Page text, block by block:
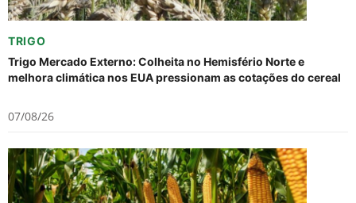
TRIGO
Trigo Mercado Externo: Colheita no Hemisfério Norte e
melhora climática nos EUA pressionam as cotações do cereal
07/08/26